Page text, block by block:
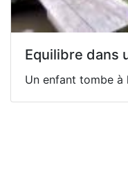
Equilibre dans
Un enfant tombe à